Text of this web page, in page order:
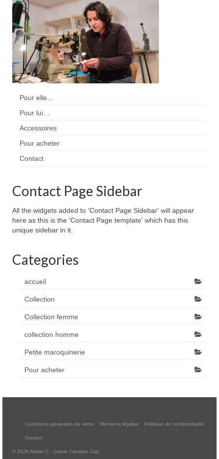
E-Boutique
Pour acheter
Contact
Pour elle…
Pour lui…
Accessoires
Pour acheter
Contact
Contact Page Sidebar
All the widgets added to 'Contact Page Sidebar' will appear
here as this is the 'Contact Page template' which has this
unique sidebar in it.
Categories
accueil
Collection
Collection femme
collection homme
Petite maroquinerie
Pour acheter
Conditions générales de vente Mentions légales Politique de confidentialité
Contact
© 2026 Atelier C - Carole Creation Cuir